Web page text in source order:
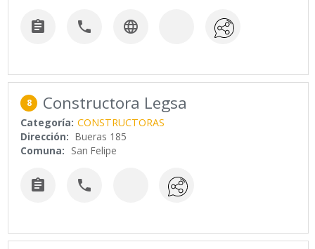
  
8 Constructora Legsa
Categoría: CONSTRUCTORAS
Dirección: Bueras 185
Comuna: San Felipe
 